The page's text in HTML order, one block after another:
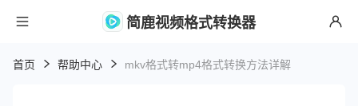
简鹿视频格式转换器
首页 帮助中心 mkv格式转mp4格式转换方法详解